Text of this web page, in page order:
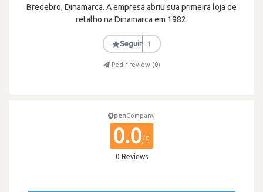
Bredebro, Dinamarca. A empresa abriu sua primeira loja de
retalho na Dinamarca em 1982.
★Seguir 1
Pedir review (0)
penCompany
0.0/5
0 Reviews